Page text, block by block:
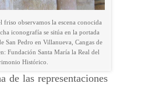
observamos la escena conocida
iconografía se sitúa en la portada
San Pedro en Villanueva, Cangas de
Fundación Santa María la Real del
Histórico.
de las representaciones